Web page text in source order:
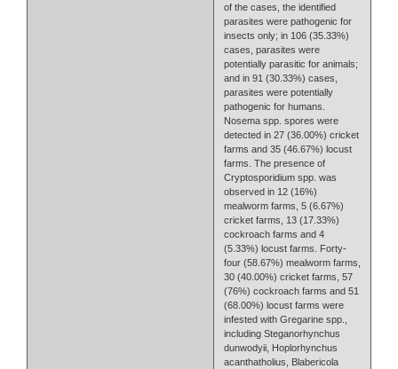
of the cases, the identified
parasites were pathogenic for
insects only; in 106 (35.33%)
cases, parasites were
potentially parasitic for animals;
and in 91 (30.33%) cases,
parasites were potentially
pathogenic for humans.
Nosema spp. spores were
detected in 27 (36.00%) cricket
farms and 35 (46.67%) locust
farms. The presence of
Cryptosporidium spp. was
observed in 12 (16%)
mealworm farms, 5 (6.67%)
cricket farms, 13 (17.33%)
cockroach farms and 4
(5.33%) locust farms. Forty-
four (58.67%) mealworm farms,
30 (40.00%) cricket farms, 57
(76%) cockroach farms and 51
(68.00%) locust farms were
infested with Gregarine spp.,
including Steganorhynchus
dunwodyii, Hoplorhynchus
acanthatholius, Blabericola